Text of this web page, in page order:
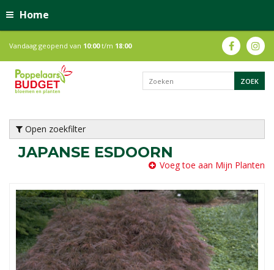
Home
Vandaag geopend van 10:00t/m 18:00
Open zoekfilter
JAPANSE ESDOORN
Voeg toe aan Mijn Planten